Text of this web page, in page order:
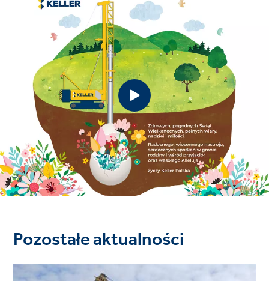
Pozostałe aktualności